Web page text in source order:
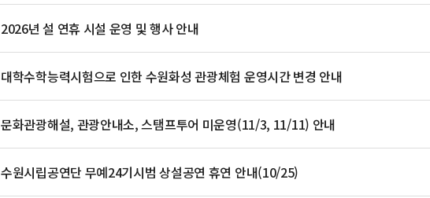
2026년 설 연휴 시설 운영 및 행사 안내
대학수학능력시험으로 인한 수원화성 관광체험 운영시간 변경 안내
문화관광해설, 관광안내소, 스탬프투어 미운영(11/3, 11/11) 안내
수원시립공연단 무예24기시범 상설공연 휴연 안내(10/25)